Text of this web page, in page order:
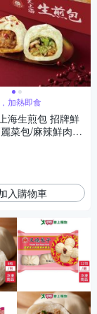
加熱即食
海生煎包 招牌鮮
菜包/麻辣鮮肉包
)
入購物車